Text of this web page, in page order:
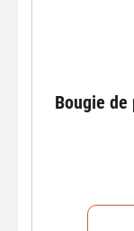
Bougie de